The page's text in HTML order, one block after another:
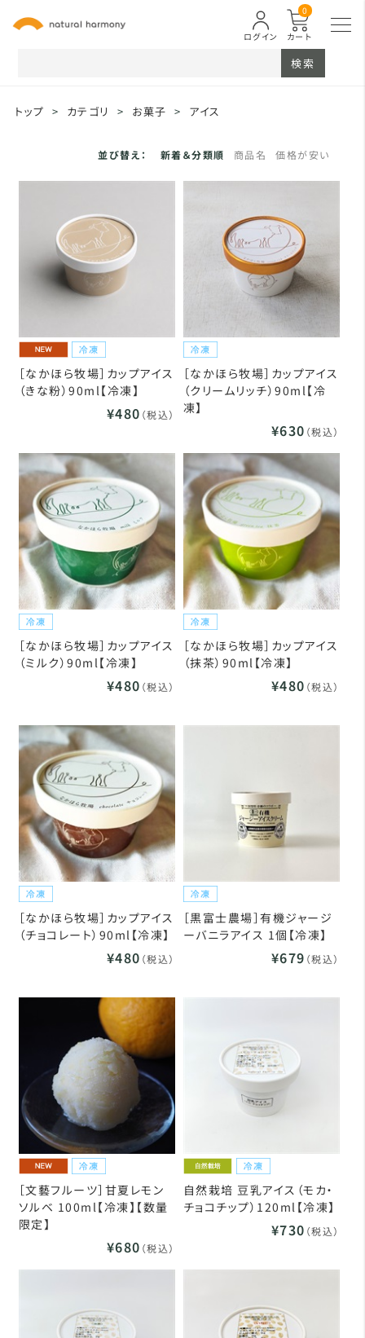
カート
0
ログイン
検索
トップ > カテゴリ > お菓子 > アイス
並び替え： 新着＆分類順 商品名 価格が安い
［なかほら牧場］カップアイス
（きな粉）90ml【冷凍】
¥480 （税込）
［なかほら牧場］カップアイス
（クリームリッチ）90ml【冷
凍】
¥630 （税込）
［なかほら牧場］カップアイス
（ミルク）90ml【冷凍】
¥480 （税込）
［なかほら牧場］カップアイス
（抹茶）90ml【冷凍】
¥480 （税込）
［なかほら牧場］カップアイス
（チョコレート）90ml【冷凍】
¥480 （税込）
［黒富士農場］有機ジャージ
ーバニラアイス 1個【冷凍】
¥679 （税込）
［文藝フルーツ］甘夏レモン
ソルベ 100ml【冷凍】【数量
限定】
¥680 （税込）
自然栽培 豆乳アイス（モカ・
チョコチップ）120ml【冷凍】
¥730 （税込）